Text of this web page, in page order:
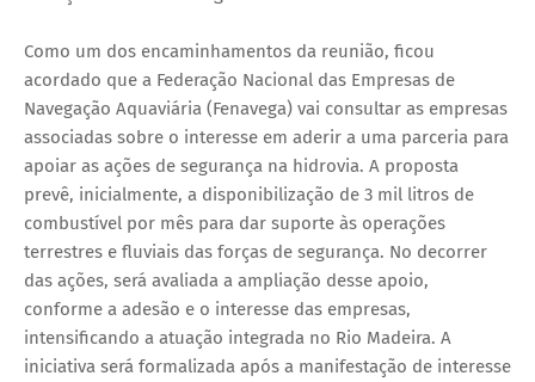
Como um dos encaminhamentos da reunião, ficou
acordado que a Federação Nacional das Empresas de
Navegação Aquaviária (Fenavega) vai consultar as empresas
associadas sobre o interesse em aderir a uma parceria para
apoiar as ações de segurança na hidrovia. A proposta
prevê, inicialmente, a disponibilização de 3 mil litros de
combustível por mês para dar suporte às operações
terrestres e fluviais das forças de segurança. No decorrer
das ações, será avaliada a ampliação desse apoio,
conforme a adesão e o interesse das empresas,
intensificando a atuação integrada no Rio Madeira. A
iniciativa será formalizada após a manifestação de interesse